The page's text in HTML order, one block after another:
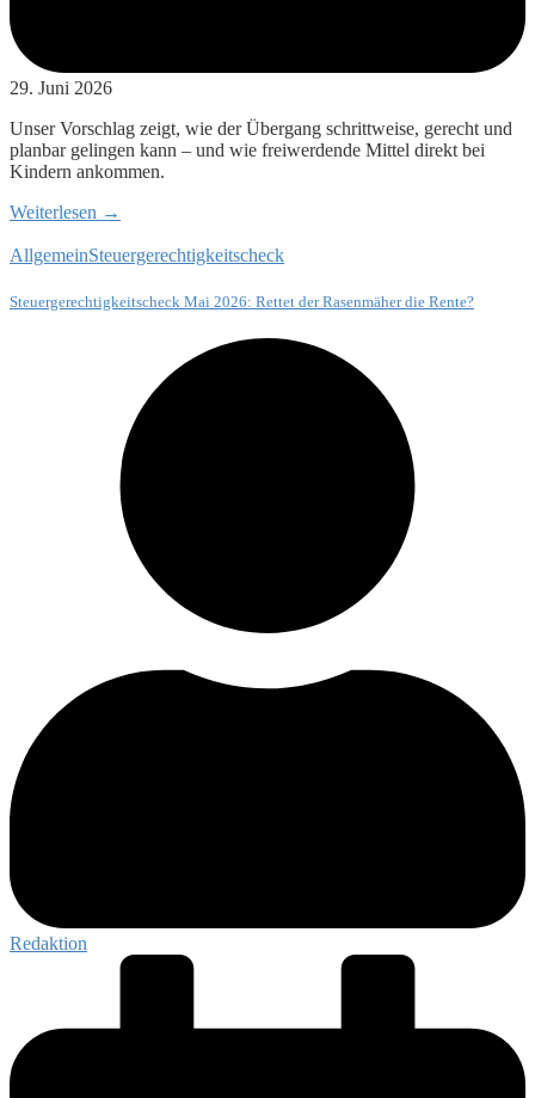
29. Juni 2026
Unser Vorschlag zeigt, wie der Übergang schrittweise, gerecht und
planbar gelingen kann – und wie freiwerdende Mittel direkt bei
Kindern ankommen.
Weiterlesen →
AllgemeinSteuergerechtigkeitscheck
Steuergerechtigkeitscheck Mai 2026: Rettet der Rasenmäher die Rente?
Redaktion